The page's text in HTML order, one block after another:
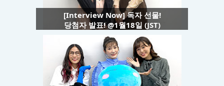
[Interview Now] 독자 선물!
당첨자 발표! @1월18일 (JST)